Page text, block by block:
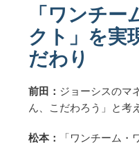
「ワンチ
クト」を実
だわり
前田： ジョーシスのマ
ん、こだわろう」と考
松本：
「ワンチーム